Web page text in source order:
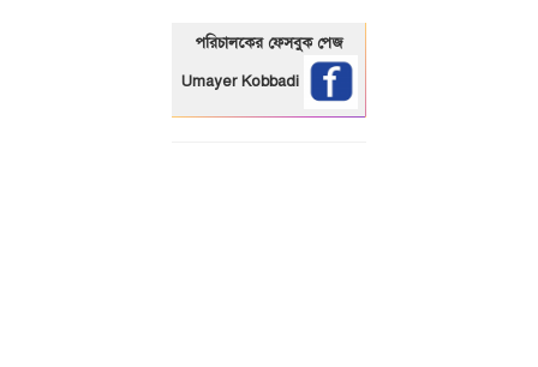
পরিচালকের ফেসবুক পেজ
Umayer Kobbadi